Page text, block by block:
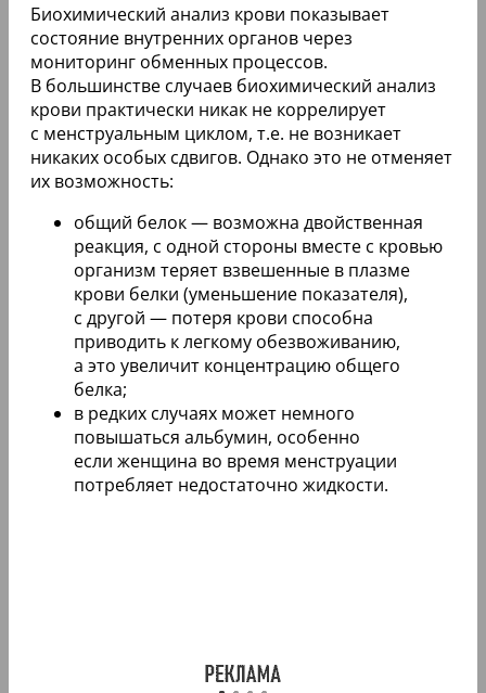
Биохимический анализ крови показывает
состояние внутренних органов через
мониторинг обменных процессов.
В большинстве случаев биохимический анализ
крови практически никак не коррелирует
с менструальным циклом, т.е. не возникает
никаких особых сдвигов. Однако это не отменяет
их возможность:
общий белок — возможна двойственная
реакция, с одной стороны вместе с кровью
организм теряет взвешенные в плазме
крови белки (уменьшение показателя),
с другой — потеря крови способна
приводить к легкому обезвоживанию,
а это увеличит концентрацию общего
белка;
в редких случаях может немного
повышаться альбумин, особенно
если женщина во время менструации
потребляет недостаточно жидкости.